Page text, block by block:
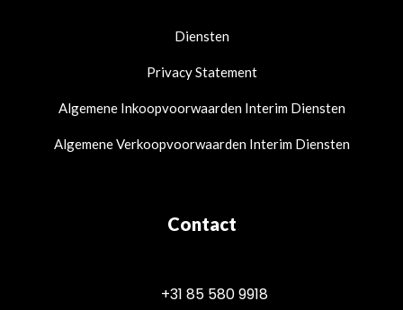
Diensten
Privacy Statement
Algemene Inkoopvoorwaarden Interim Diensten
Algemene Verkoopvoorwaarden Interim Diensten
Contact
+31 85 580 9918